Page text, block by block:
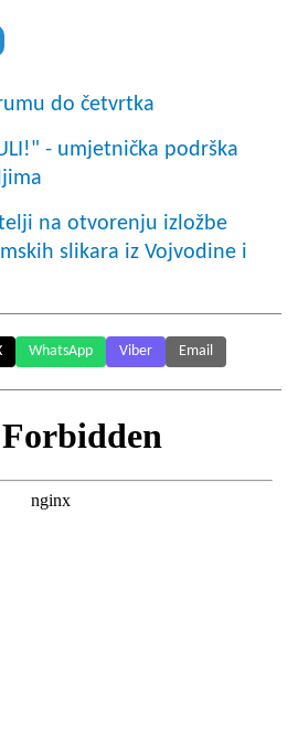
do četvrtka
- umjetnička podrška
na otvorenju izložbe
slikara iz Vojvodine i
WhatsApp Viber Email